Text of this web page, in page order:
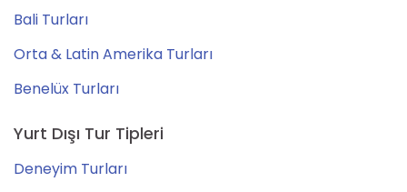
Bali Turları
Orta & Latin Amerika Turları
Benelüx Turları
Yurt Dışı Tur Tipleri
Deneyim Turları